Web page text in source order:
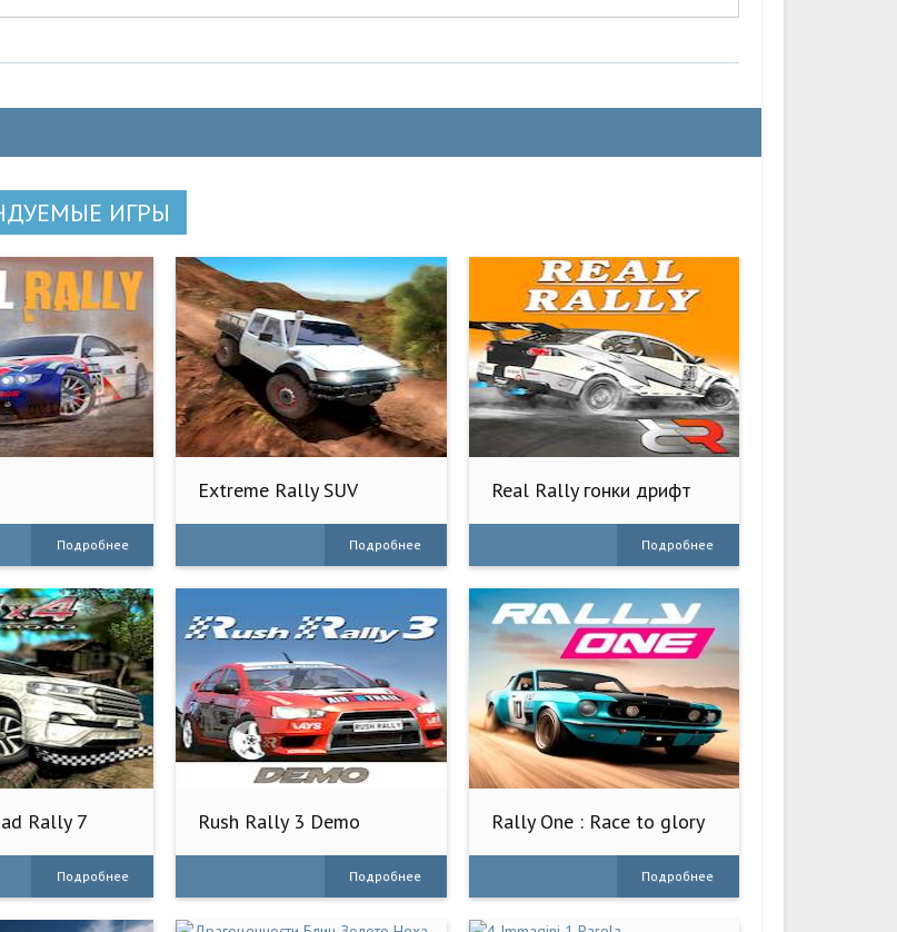
ИГРЫ
Подробнее
Extreme Rally SUV
Подробнее
Real Rally гонки дрифт
Подробнее
Rally 7
Подробнее
Rush Rally 3 Demo
Подробнее
Rally One : Race to glory
Подробнее